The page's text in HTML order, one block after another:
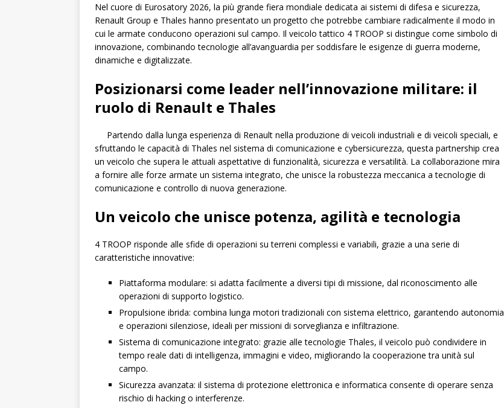
Nel cuore di Eurosatory 2026, la più grande fiera mondiale dedicata ai sistemi di difesa e sicurezza,
Renault Group e Thales hanno presentato un progetto che potrebbe cambiare radicalmente il modo in
cui le armate conducono operazioni sul campo. Il veicolo tattico 4 TROOP si distingue come simbolo di
innovazione, combinando tecnologie all’avanguardia per soddisfare le esigenze di guerra moderne,
dinamiche e digitalizzate.
Posizionarsi come leader nell’innovazione militare: il
ruolo di Renault e Thales
Partendo dalla lunga esperienza di Renault nella produzione di veicoli industriali e di veicoli speciali, e
sfruttando le capacità di Thales nel sistema di comunicazione e cybersicurezza, questa partnership crea
un veicolo che supera le attuali aspettative di funzionalità, sicurezza e versatilità. La collaborazione mira
a fornire alle forze armate un sistema integrato, che unisce la robustezza meccanica a tecnologie di
comunicazione e controllo di nuova generazione.
Un veicolo che unisce potenza, agilità e tecnologia
4 TROOP risponde alle sfide di operazioni su terreni complessi e variabili, grazie a una serie di
caratteristiche innovative:
Piattaforma modulare: si adatta facilmente a diversi tipi di missione, dal riconoscimento alle
operazioni di supporto logistico.
Propulsione ibrida: combina lunga motori tradizionali con sistema elettrico, garantendo autonomia
e operazioni silenziose, ideali per missioni di sorveglianza e infiltrazione.
Sistema di comunicazione integrato: grazie alle tecnologie Thales, il veicolo può condividere in
tempo reale dati di intelligenza, immagini e video, migliorando la cooperazione tra unità sul
campo.
Sicurezza avanzata: il sistema di protezione elettronica e informatica consente di operare senza
rischio di hacking o interferenze.